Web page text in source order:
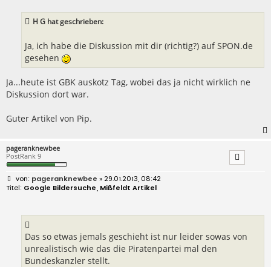
H G hat geschrieben:
Ja, ich habe die Diskussion mit dir (richtig?) auf SPON.de
gesehen
Ja...heute ist GBK auskotz Tag, wobei das ja nicht wirklich ne
Diskussion dort war.
Guter Artikel von Pip.
pageranknewbee
PostRank 9
B
e
pageranknewbee » 29.01.2013, 08:42
Google Bildersuche, Mißfeldt Artikel
Das so etwas jemals geschieht ist nur leider sowas von
unrealistisch wie das die Piratenpartei mal den
Bundeskanzler stellt.